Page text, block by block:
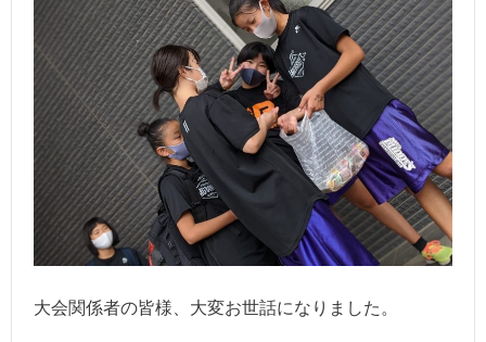
大会関係者の皆様、大変お世話になりました。